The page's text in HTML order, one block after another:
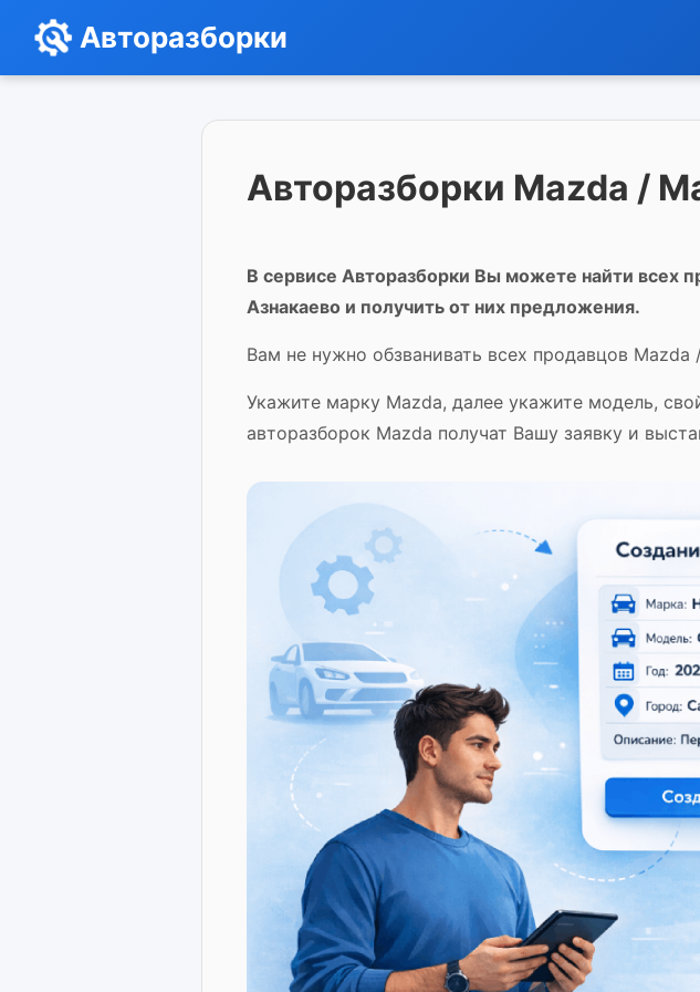
Авторазборки
Авторазборки Mazda /
В сервисе Авторазборки Вы можете найти всех
Азнакаево и получить от них предложения.
Вам не нужно обзванивать всех продавцов Mazda
Укажите марку Mazda, далее укажите модель,
авторазборок Mazda получат Вашу заявку и